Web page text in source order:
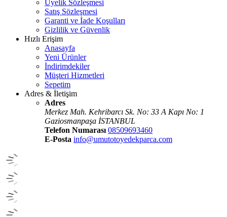
Üyelik Sözleşmesi
Satış Sözleşmesi
Garanti ve İade Koşulları
Gizlilik ve Güvenlik
Hızlı Erişim
Anasayfa
Yeni Ürünler
İndirimdekiler
Müşteri Hizmetleri
Sepetim
Adres & İletişim
Adres
Merkez Mah. Kehribarcı Sk. No: 33 A Kapı No: 1
Gaziosmanpaşa İSTANBUL
Telefon Numarası 08509693460
E-Posta info@umutotoyedekparca.com